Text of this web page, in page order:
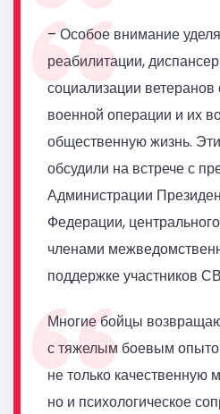
– Особое внимание
реабилитации,
социализации
военной операции и их
общественную жизнь.
обсудили на встрече с
Администрации
Федерации,
членами
поддержке участников
Многие бойцы
с тяжелым боевым
не только
но и психологическое